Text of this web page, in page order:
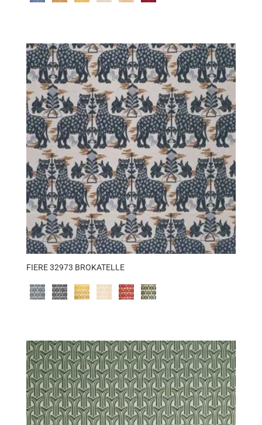
FIERE 32973 BROKATELLE